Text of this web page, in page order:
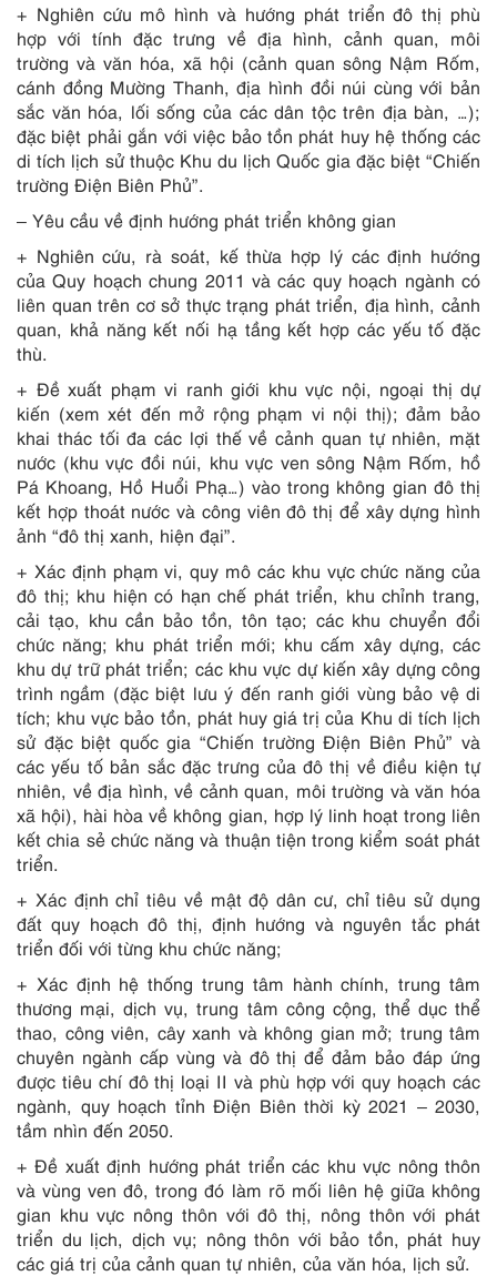
+ Nghiên cứu mô hình và hướng phát triển đô thị phù
hợp với tính đặc trưng về địa hình, cảnh quan, môi
trường và văn hóa, xã hội (cảnh quan sông Nậm Rốm,
cánh đồng Mường Thanh, địa hình đồi núi cùng với bản
sắc văn hóa, lối sống của các dân tộc trên địa bàn, …);
đặc biệt phải gắn với việc bảo tồn phát huy hệ thống các
di tích lịch sử thuộc Khu du lịch Quốc gia đặc biệt “Chiến
trường Điện Biên Phủ”.
– Yêu cầu về định hướng phát triển không gian
+ Nghiên cứu, rà soát, kế thừa hợp lý các định hướng
của Quy hoạch chung 2011 và các quy hoạch ngành có
liên quan trên cơ sở thực trạng phát triển, địa hình, cảnh
quan, khả năng kết nối hạ tầng kết hợp các yếu tố đặc
thù.
+ Đề xuất phạm vi ranh giới khu vực nội, ngoại thị dự
kiến (xem xét đến mở rộng phạm vi nội thị); đảm bảo
khai thác tối đa các lợi thế về cảnh quan tự nhiên, mặt
nước (khu vực đồi núi, khu vực ven sông Nậm Rốm, hồ
Pá Khoang, Hồ Huổi Phạ…) vào trong không gian đô thị
kết hợp thoát nước và công viên đô thị để xây dựng hình
ảnh “đô thị xanh, hiện đại”.
+ Xác định phạm vi, quy mô các khu vực chức năng của
đô thị; khu hiện có hạn chế phát triển, khu chỉnh trang,
cải tạo, khu cần bảo tồn, tôn tạo; các khu chuyển đổi
chức năng; khu phát triển mới; khu cấm xây dựng, các
khu dự trữ phát triển; các khu vực dự kiến xây dựng công
trình ngầm (đặc biệt lưu ý đến ranh giới vùng bảo vệ di
tích; khu vực bảo tồn, phát huy giá trị của Khu di tích lịch
sử đặc biệt quốc gia “Chiến trường Điện Biên Phủ” và
các yếu tố bản sắc đặc trưng của đô thị về điều kiện tự
nhiên, về địa hình, về cảnh quan, môi trường và văn hóa
xã hội), hài hòa về không gian, hợp lý linh hoạt trong liên
kết chia sẻ chức năng và thuận tiện trong kiểm soát phát
triển.
+ Xác định chỉ tiêu về mật độ dân cư, chỉ tiêu sử dụng
đất quy hoạch đô thị, định hướng và nguyên tắc phát
triển đối với từng khu chức năng;
+ Xác định hệ thống trung tâm hành chính, trung tâm
thương mại, dịch vụ, trung tâm công cộng, thể dục thể
thao, công viên, cây xanh và không gian mở; trung tâm
chuyên ngành cấp vùng và đô thị để đảm bảo đáp ứng
được tiêu chí đô thị loại II và phù hợp với quy hoạch các
ngành, quy hoạch tỉnh Điện Biên thời kỳ 2021 – 2030,
tầm nhìn đến 2050.
+ Đề xuất định hướng phát triển các khu vực nông thôn
và vùng ven đô, trong đó làm rõ mối liên hệ giữa không
gian khu vực nông thôn với đô thị, nông thôn với phát
triển du lịch, dịch vụ; nông thôn với bảo tồn, phát huy
các giá trị của cảnh quan tự nhiên, của văn hóa, lịch sử.